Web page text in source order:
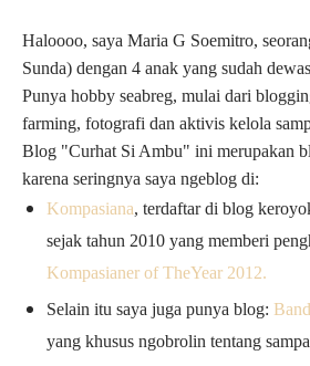
Haloooo, saya Maria G Soemitro,
Sunda) dengan 4 anak yang sudah
Punya hobby seabreg, mulai dari
farming, fotografi dan aktivis kelola
Blog "Curhat Si Ambu" ini merupakan
karena seringnya saya ngeblog di:
Kompasiana, terdaftar di blog
sejak tahun 2010 yang memberi
Kompasianer of TheYear 2012.
Selain itu saya juga punya blog:
yang khusus ngobrolin tentang